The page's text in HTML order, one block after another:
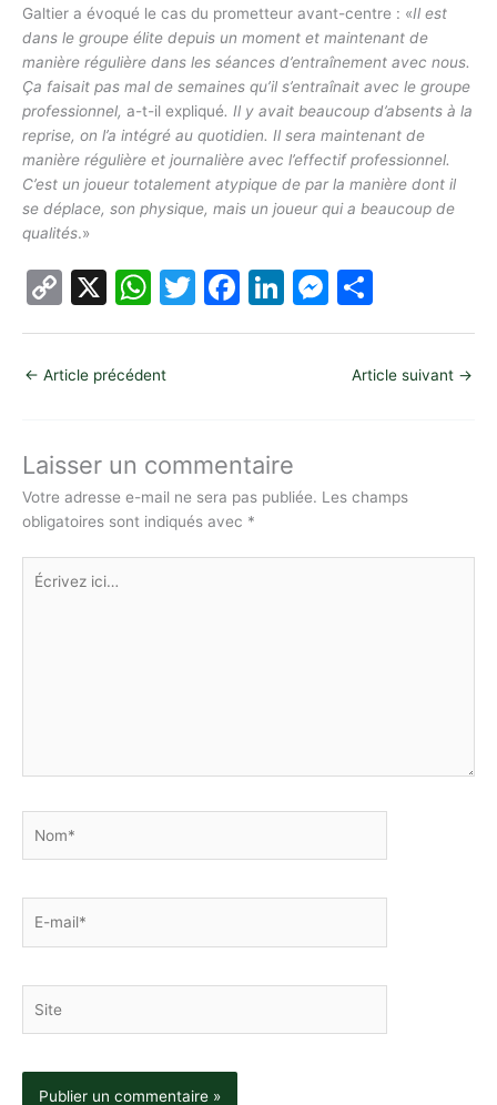
Galtier a évoqué le cas du prometteur avant-centre : «Il est
dans le groupe élite depuis un moment et maintenant de
manière régulière dans les séances d’entraînement avec nous.
Ça faisait pas mal de semaines qu’il s’entraînait avec le groupe
professionnel, a-t-il expliqué. Il y avait beaucoup d’absents à la
reprise, on l’a intégré au quotidien. Il sera maintenant de
manière régulière et journalière avec l’effectif professionnel.
C’est un joueur totalement atypique de par la manière dont il
se déplace, son physique, mais un joueur qui a beaucoup de
qualités.»
C
o
p
y
n
k
X
W
h
at
s
p
p
T
w
F
a
o
o
k
Li
n
n
M
e
g
ar
ta
g
← Article précédent Article suivant →
Laisser un commentaire
Votre adresse e-mail ne sera pas publiée. Les champs
obligatoires sont indiqués avec *
Écrivez
ici…
mail*